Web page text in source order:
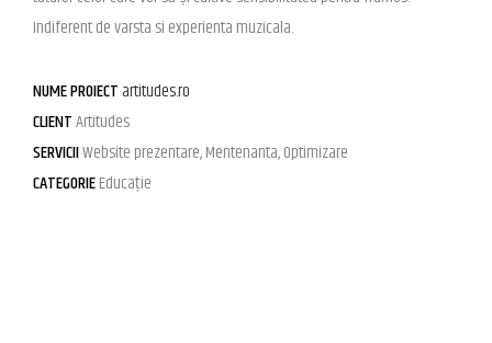
Indiferent de varsta si experienta muzicala.
NUME PROIECTartitudes.ro
CLIENTArtitudes
SERVICIIWebsite prezentare, Mentenanta, Optimizare
CATEGORIEEducație